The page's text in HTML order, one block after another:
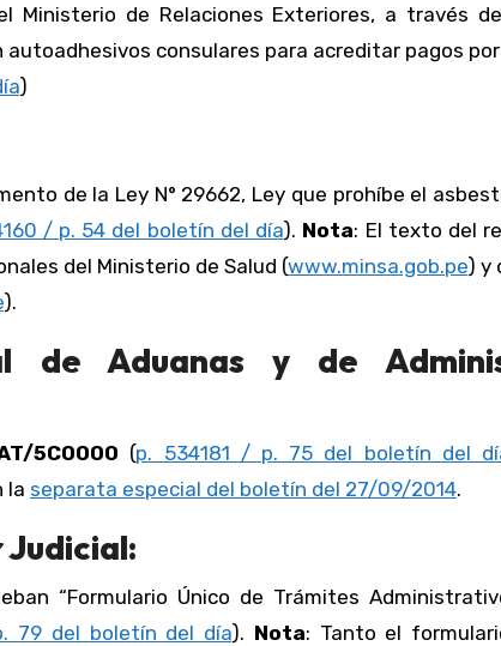
Ministerio de Relaciones Exteriores, a través
autoadhesivos consulares para acreditar pagos
)
de la Ley N° 29662, Ley que prohíbe el
/ p. 54 del boletín del día). Nota: El texto del
del Ministerio de Salud (www.minsa.gob.pe) y
).
de Aduanas y de
5C0000 (p. 534181 / p. 75 del boletín del
la separata especial del boletín del 27/09/2014.
Judicial:
“Formulario Único de Trámites
79 del boletín del día). Nota: Tanto el